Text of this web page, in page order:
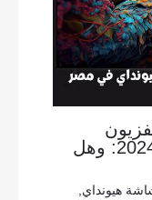
هيونداي الجديدة في مصر 2024: وهل
هيونداي,